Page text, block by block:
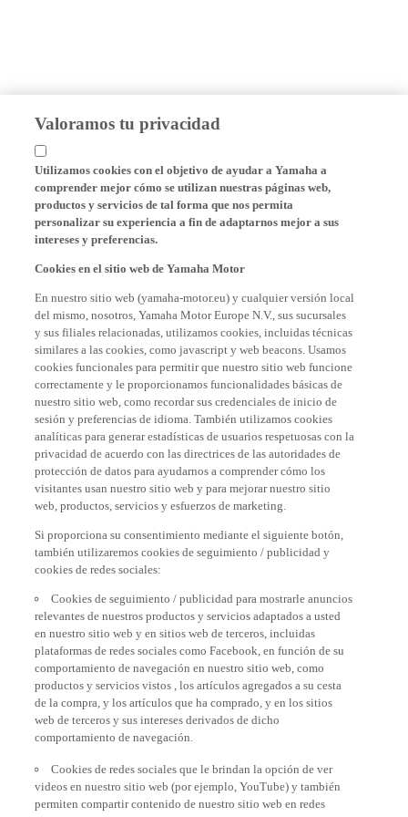
Valoramos tu privacidad
Utilizamos cookies con el objetivo de ayudar a Yamaha a
comprender mejor cómo se utilizan nuestras páginas web,
productos y servicios de tal forma que nos permita
personalizar su experiencia a fin de adaptarnos mejor a sus
intereses y preferencias.
Cookies en el sitio web de Yamaha Motor
En nuestro sitio web (yamaha-motor.eu) y cualquier versión local
del mismo, nosotros, Yamaha Motor Europe N.V., sus sucursales
y sus filiales relacionadas, utilizamos cookies, incluidas técnicas
similares a las cookies, como javascript y web beacons. Usamos
cookies funcionales para permitir que nuestro sitio web funcione
correctamente y le proporcionamos funcionalidades básicas de
nuestro sitio web, como recordar sus credenciales de inicio de
sesión y preferencias de idioma. También utilizamos cookies
analíticas para generar estadísticas de usuarios respetuosas con la
privacidad de acuerdo con las directrices de las autoridades de
protección de datos para ayudarnos a comprender cómo los
visitantes usan nuestro sitio web y para mejorar nuestro sitio
web, productos, servicios y esfuerzos de marketing.
Si proporciona su consentimiento mediante el siguiente botón,
también utilizaremos cookies de seguimiento / publicidad y
cookies de redes sociales:
Cookies de seguimiento / publicidad para mostrarle anuncios
relevantes de nuestros productos y servicios adaptados a usted
en nuestro sitio web y en sitios web de terceros, incluidas
plataformas de redes sociales como Facebook, en función de su
comportamiento de navegación en nuestro sitio web, como
productos y servicios vistos , los artículos agregados a su cesta
de la compra, y los artículos que ha comprado, y en los sitios
web de terceros y sus intereses derivados de dicho
comportamiento de navegación.
Cookies de redes sociales que le brindan la opción de ver
videos en nuestro sitio web (por ejemplo, YouTube) y también
permiten compartir contenido de nuestro sitio web en redes